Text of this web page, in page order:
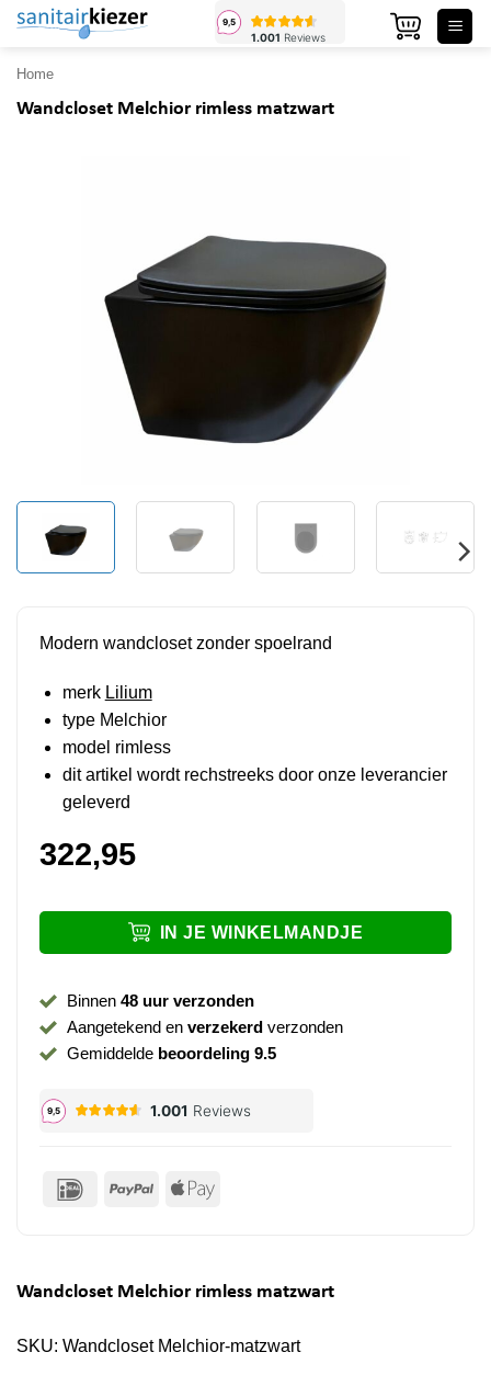
Ga
inhoud
Home
Wandcloset Melchior rimless matzwart
Modern wandcloset zonder spoelrand
merk Lilium
type Melchior
model rimless
dit artikel wordt rechstreeks door onze leverancier
geleverd
322,95
IN JE WINKELMANDJE
Binnen 48 uur verzonden
Aangetekend en verzekerdverzonden
Gemiddelde beoordeling 9.5
IDeal PayPal Apple
Wandcloset Melchior rimless matzwart
SKU: Wandcloset Melchior-matzwart